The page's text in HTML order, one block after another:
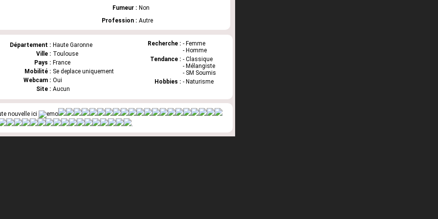
Fumeur : Non
Profession : Autre
Département : Haute Garonne
Ville : Toulouse
Pays : France
Mobilité : Se deplace uniquement
Webcam : Oui
Site : Aucun
Recherche : - Femme
- Homme
Tendance : - Classique
- Mélangiste
- SM Soumis
Hobbies : - Naturisme
nouvelle ici
.